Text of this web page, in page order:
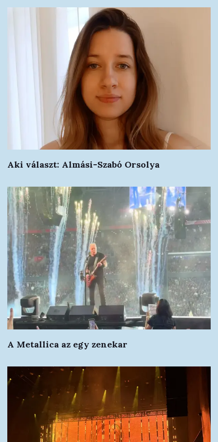
Aki választ: Almási-Szabó Orsolya
A Metallica az egy zenekar